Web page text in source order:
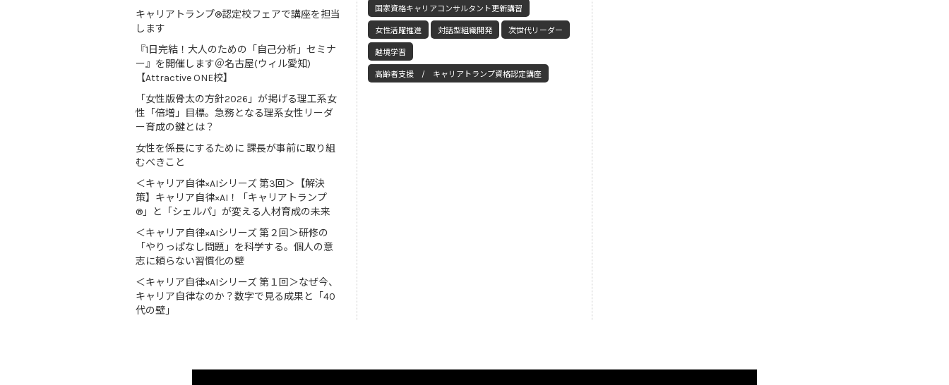
キャリアトランプ®認定校フェアで講座を担当
します
『1日完結！大人のための「自己分析」セミナ
ー』を開催します＠名古屋(ウィル愛知)
【Attractive ONE校】
「女性版骨太の方針2026」が掲げる理工系女
性「倍増」目標。急務となる理系女性リーダ
ー育成の鍵とは？
女性を係長にするために 課長が事前に取り組
むべきこと
＜キャリア自律×AIシリーズ 第3回＞【解決
策】キャリア自律×AI！「キャリアトランプ
®」と「シェルパ」が変える人材育成の未来
＜キャリア自律×AIシリーズ 第２回＞研修の
「やりっぱなし問題」を科学する。個人の意
志に頼らない習慣化の壁
＜キャリア自律×AIシリーズ 第１回＞なぜ今、
キャリア自律なのか？数字で見る成果と「40
代の壁」
国家資格キャリアコンサルタント更新講習
女性活躍推進 対話型組織開発 次世代リーダー
越境学習
高齢者支援 / キャリアトランプ資格認定講座